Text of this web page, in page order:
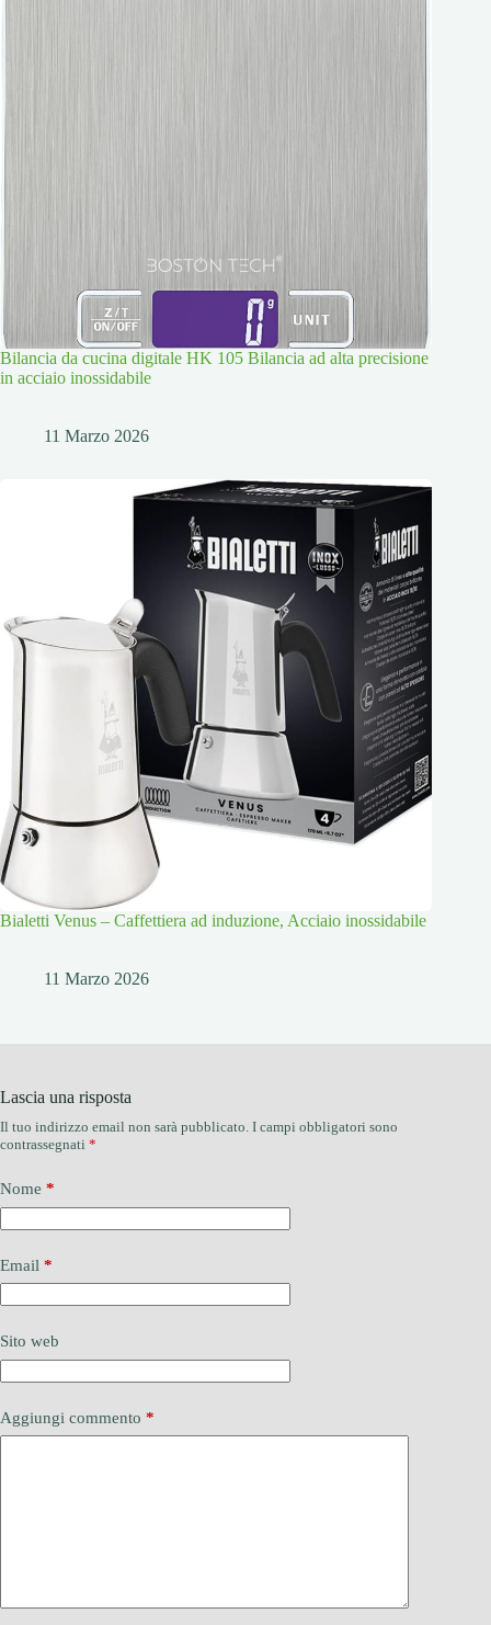
Bilancia da cucina digitale HK 105 Bilancia ad alta precisione
in acciaio inossidabile
11 Marzo 2026
Bialetti Venus – Caffettiera ad induzione, Acciaio inossidabile
11 Marzo 2026
Lascia una risposta
Il tuo indirizzo email non sarà pubblicato. I campi obbligatori sono
contrassegnati *
Nome *
Email *
Sito web
Aggiungi commento *